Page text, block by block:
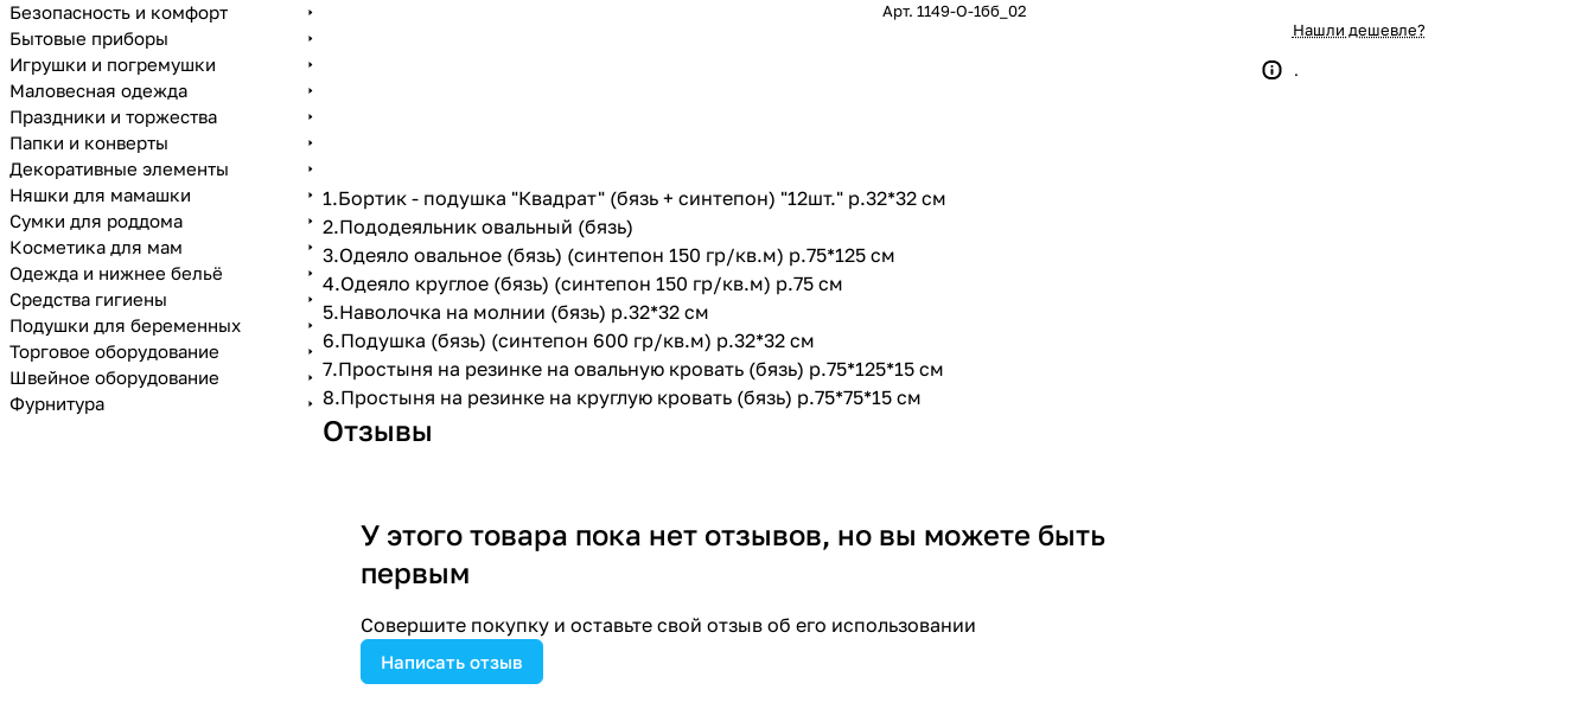
Арт. 1149-О-1бб_02
Нашли дешевле?
.
1.Бортик - подушка "Квадрат" (бязь + синтепон) "12шт." р.32*32 см
2.Пододеяльник овальный (бязь)
3.Одеяло овальное (бязь) (синтепон 150 гр/кв.м) р.75*125 см
4.Одеяло круглое (бязь) (синтепон 150 гр/кв.м) р.75 см
5.Наволочка на молнии (бязь) р.32*32 см
6.Подушка (бязь) (синтепон 600 гр/кв.м) р.32*32 см
7.Простыня на резинке на овальную кровать (бязь) р.75*125*15 см
8.Простыня на резинке на круглую кровать (бязь) р.75*75*15 см
Отзывы
У этого товара пока нет отзывов, но вы можете быть
первым
Совершите покупку и оставьте свой отзыв об его использовании
Написать отзыв
Безопасность и комфорт
Бытовые приборы
Игрушки и погремушки
Маловесная одежда
Праздники и торжества
Папки и конверты
Декоративные элементы
Няшки для мамашки
Сумки для роддома
Косметика для мам
Одежда и нижнее бельё
Средства гигиены
Подушки для беременных
Торговое оборудование
Швейное оборудование
Фурнитура